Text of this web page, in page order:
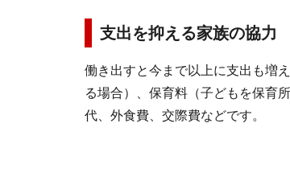
支出を抑える家族の協力
働き出すと今まで以上に支出も増
る場合）、保育料（子どもを保育
代、外食費、交際費などです。